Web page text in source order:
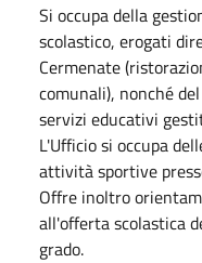
Si occupa della
scolastico, erogati
Cermenate
comunali), nonché
servizi educativi
L'Ufficio si occupa
attività sportive
Offre inoltro
all'offerta scolastica
grado.